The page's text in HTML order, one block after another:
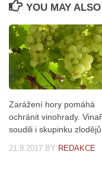
YOU MAY
Zarážení hory pomáhá
ochránit vinohrady.
soudili i skupinku zlodějů
21.8.2017 BY REDAKCE